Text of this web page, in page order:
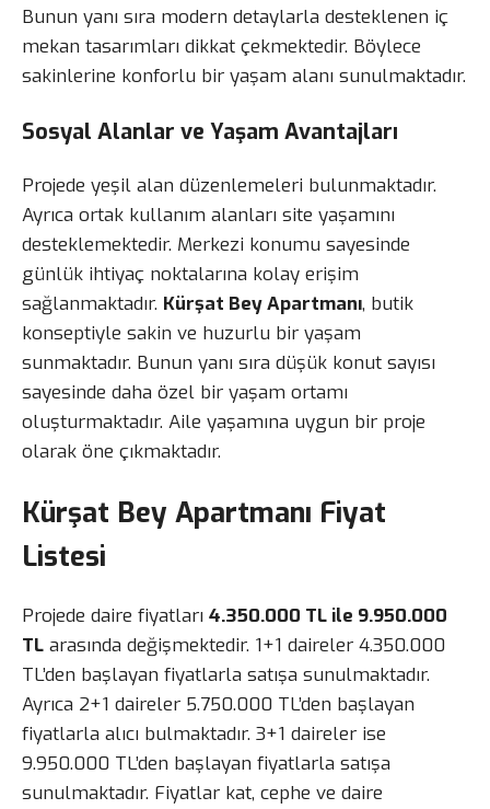
Bunun yanı sıra modern detaylarla desteklenen iç
mekan tasarımları dikkat çekmektedir. Böylece
sakinlerine konforlu bir yaşam alanı sunulmaktadır.
Sosyal Alanlar ve Yaşam Avantajları
Projede yeşil alan düzenlemeleri bulunmaktadır.
Ayrıca ortak kullanım alanları site yaşamını
desteklemektedir. Merkezi konumu sayesinde
günlük ihtiyaç noktalarına kolay erişim
sağlanmaktadır. Kürşat Bey Apartmanı, butik
konseptiyle sakin ve huzurlu bir yaşam
sunmaktadır. Bunun yanı sıra düşük konut sayısı
sayesinde daha özel bir yaşam ortamı
oluşturmaktadır. Aile yaşamına uygun bir proje
olarak öne çıkmaktadır.
Kürşat Bey Apartmanı Fiyat
Listesi
Projede daire fiyatları 4.350.000 TL ile 9.950.000
TL arasında değişmektedir. 1+1 daireler 4.350.000
TL’den başlayan fiyatlarla satışa sunulmaktadır.
Ayrıca 2+1 daireler 5.750.000 TL’den başlayan
fiyatlarla alıcı bulmaktadır. 3+1 daireler ise
9.950.000 TL’den başlayan fiyatlarla satışa
sunulmaktadır. Fiyatlar kat, cephe ve daire